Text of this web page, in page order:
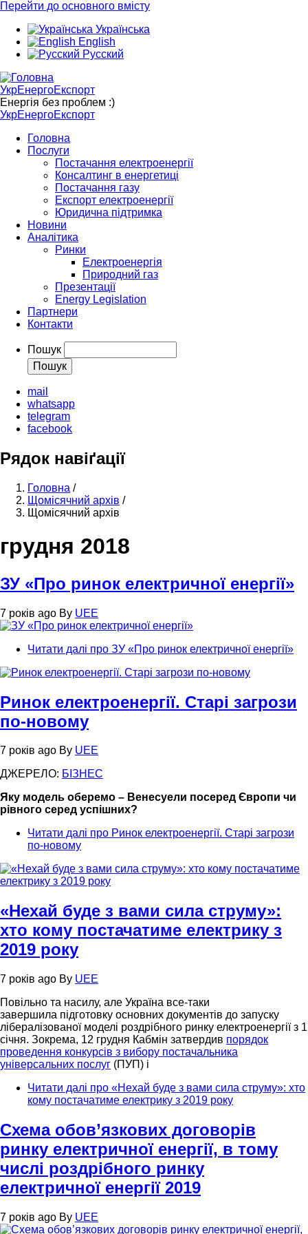
Перейти до основного вмісту
Українська
English
Русский
УкрЕнергоЕкспорт
Енергія без проблем :)
УкрЕнергоЕкспорт
Головна
Послуги
Постачання електроенергії
Консалтинг в енергетиці
Постачання газу
Експорт електроенергії
Юридична підтримка
Новини
Аналітика
Ринки
Електроенергія
Природний газ
Презентації
Energy Legislation
Партнери
Контакти
Пошук
mail
whatsapp
telegram
facebook
Рядок навіґації
Головна /
Щомісячний архів /
Щомісячний архів
грудня 2018
ЗУ «Про ринок електричної енергії»
7 років ago By UEE
Читати далі про ЗУ «Про ринок електричної енергії»
Ринок електроенергії. Старі загрози
по-новому
7 років ago By UEE
ДЖЕРЕЛО: БІЗНЕС
Яку модель оберемо – Венесуели посеред Європи чи
рівного серед успішних?
Читати далі про Ринок електроенергії. Старі загрози
по-новому
«Нехай буде з вами сила струму»:
хто кому постачатиме електрику з
2019 року
7 років ago By UEE
Повільно та насилу, але Україна все-таки
завершила підготовку основних документів до запуску
лібералізованої моделі роздрібного ринку електроенергії з 1
січня. Зокрема, 12 грудня Кабмін затвердив порядок
проведення конкурсів з вибору постачальника
універсальних послуг (ПУП) і
Читати далі про «Нехай буде з вами сила струму»: хто
кому постачатиме електрику з 2019 року
Схема обов’язкових договорів
ринку електричної енергії, в тому
числі роздрібного ринку
електричної енергії 2019
7 років ago By UEE